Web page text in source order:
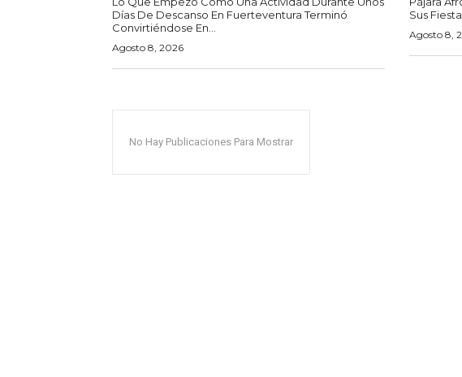
Días De Descanso En Fuerteventura Terminó
Convirtiéndose En...
Agosto 8, 2026
Sus
Agosto 8,
No Hay Publicaciones Para Mostrar